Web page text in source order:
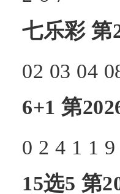
七乐彩 第
02 03 04
6+1 第
0 2 4 1 1
15选5 第